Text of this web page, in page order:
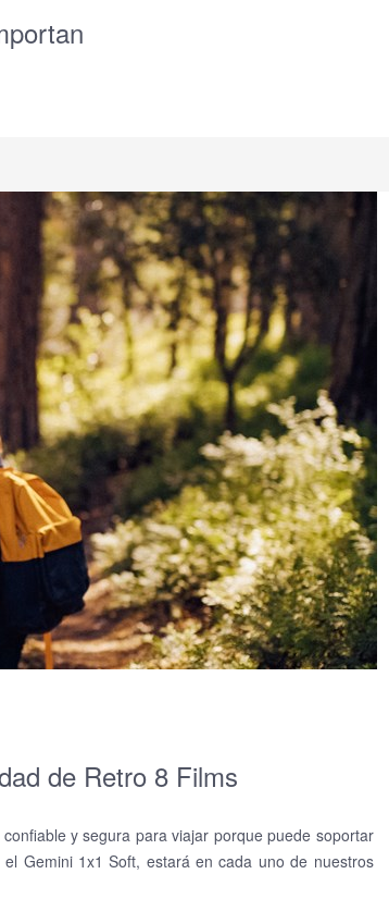
de Retro 8 Films
y segura para viajar porque puede soportar
Gemini 1x1 Soft, estará en cada uno de nuestros